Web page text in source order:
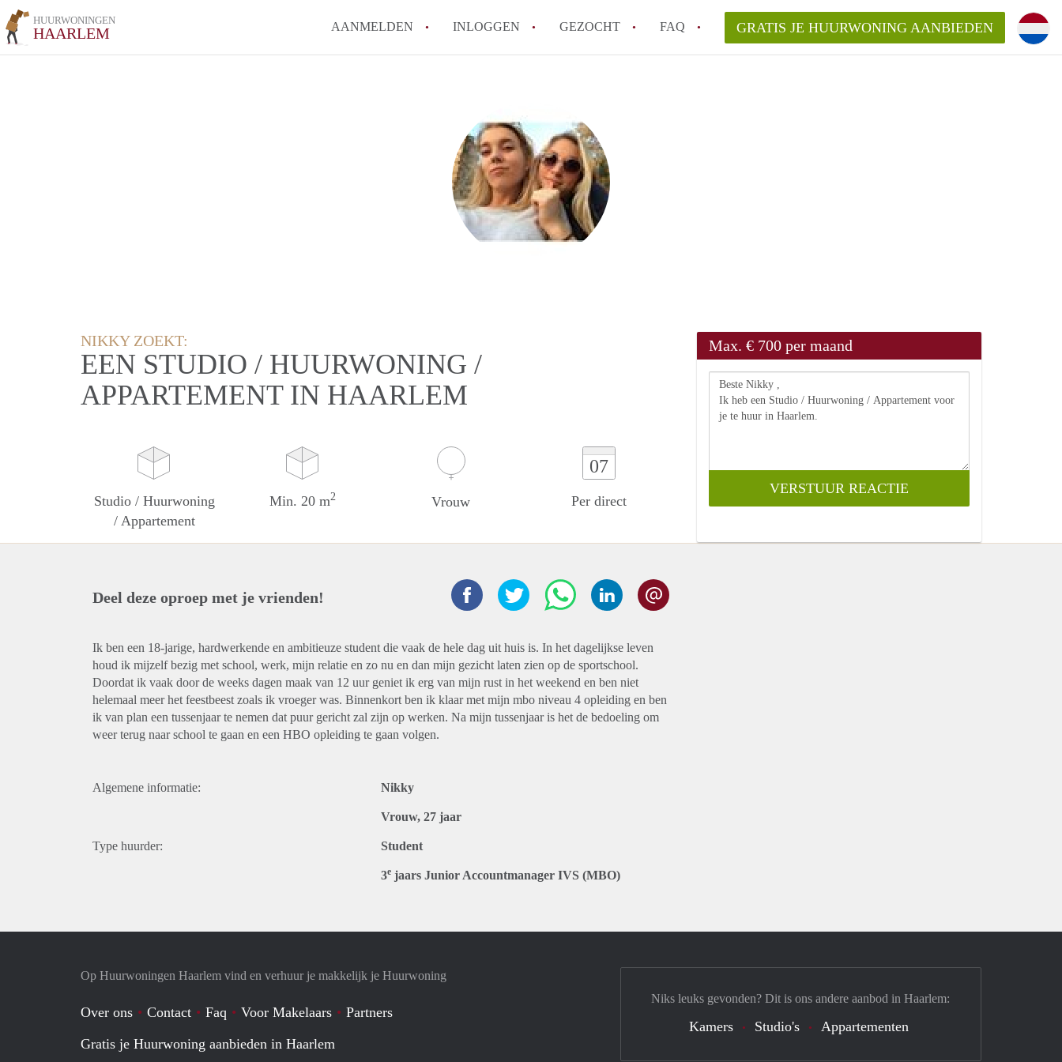
HUURWONINGEN
HAARLEM AANMELDEN INLOGGEN GEZOCHT FAQ
Wat is HuurwoningenHaarlem?
Hoeveel kost het om te reageren op een Huurwoning in Haarlem?
Wat is de privacyverklaring van HuurwoningenHaarlem?
Berekent HuurwoningenHaarlem
makelaarsvergoeding/bemiddelingsvergoeding?
Alle veelgestelde vragen
GRATIS JE HUURWONING AANBIEDEN
NIKKY ZOEKT:
EEN STUDIO / HUURWONING /
APPARTEMENT IN HAARLEM
Studio / Huurwoning
/ Appartement
Min. 20 m2 Vrouw
07
Per direct
Max. € 700 per maand
Deel deze oproep met je vrienden!
Ik ben een 18-jarige, hardwerkende en ambitieuze student die vaak de hele dag uit huis is. In het dagelijkse leven
houd ik mijzelf bezig met school, werk, mijn relatie en zo nu en dan mijn gezicht laten zien op de sportschool.
Doordat ik vaak door de weeks dagen maak van 12 uur geniet ik erg van mijn rust in het weekend en ben niet
helemaal meer het feestbeest zoals ik vroeger was. Binnenkort ben ik klaar met mijn mbo niveau 4 opleiding en ben
ik van plan een tussenjaar te nemen dat puur gericht zal zijn op werken. Na mijn tussenjaar is het de bedoeling om
weer terug naar school te gaan en een HBO opleiding te gaan volgen.
Algemene informatie: Nikky
Vrouw, 27 jaar
Type huurder: Student
3e jaars Junior Accountmanager IVS (MBO)
Op Huurwoningen Haarlem vind en verhuur je makkelijk je Huurwoning
Over ons Contact Faq Voor Makelaars
Partners
Gratis je Huurwoning aanbieden in Haarlem
Niks leuks gevonden? Dit is ons andere aanbod in Haarlem:
Kamers Studio's Appartementen